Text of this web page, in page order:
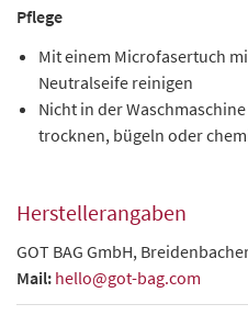
Pflege
Mit einem Microfasertuch
Neutralseife reinigen
Nicht in der
trocknen, bügeln oder
Herstellerangaben
GOT BAG GmbH,
Mail: hello@got-bag.com